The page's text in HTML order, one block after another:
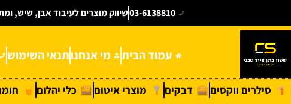
03-6138810שיווק מוצרים לעיבוד אבן, שיש,
עמוד הבית מי אנחנותנאי השימוש
סילרים ווקסים דבקים מוצרי איטום כלי יהלום